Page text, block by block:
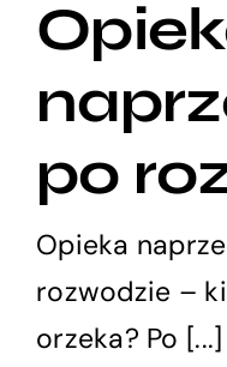
po
Opieka
rozwodzie –
orzeka? Po [...]